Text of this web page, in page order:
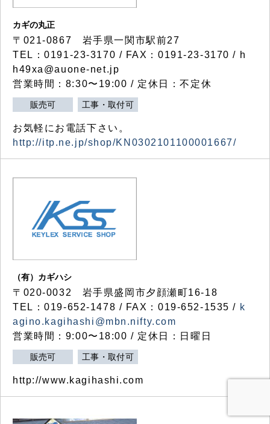
カギの丸正
〒021-0867 岩手県一関市駅前27
TEL：0191-23-3170 / FAX：0191-23-3170 / h
h49xa@auone-net.jp
営業時間：8:30〜19:00 / 定休日：不定休
販売可 工事・取付可
お気軽にお電話下さい。
http://itp.ne.jp/shop/KN0302101100001667/
（有）カギハシ
〒020-0032 岩手県盛岡市夕顔瀬町16-18
TEL：019-652-1478 / FAX：019-652-1535 / k
agino.kagihashi@mbn.nifty.com
営業時間：9:00〜18:00 / 定休日：日曜日
販売可 工事・取付可
http://www.kagihashi.com